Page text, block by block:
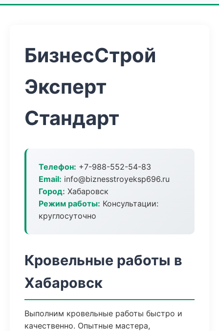
БизнесСтрой
Эксперт
Стандарт
Телефон: +7-988-552-54-83
Email: info@biznesstroyeksp696.ru
Город: Хабаровск
Режим работы: Консультации:
круглосуточно
Кровельные работы в
Хабаровск
Выполним кровельные работы быстро и
качественно. Опытные мастера,